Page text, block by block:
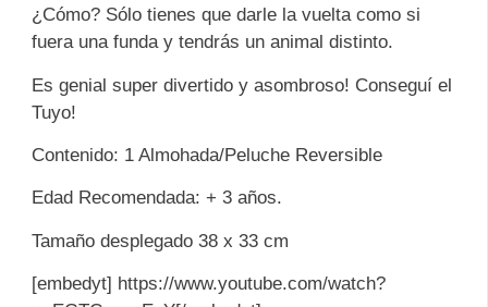
¿Cómo? Sólo tienes que darle la vuelta como si
fuera una funda y tendrás un animal distinto.
Es genial super divertido y asombroso! Conseguí el
Tuyo!
Contenido: 1 Almohada/Peluche Reversible
Edad Recomendada: + 3 años.
Tamaño desplegado 38 x 33 cm
[embedyt] https://www.youtube.com/watch?